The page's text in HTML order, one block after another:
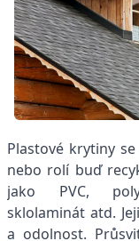
Plastové krytiny
nebo rolí buď
jako PVC,
sklolaminát atd.
a odolnost.